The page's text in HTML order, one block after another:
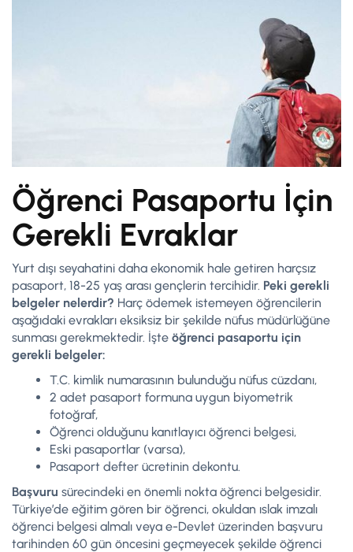
Öğrenci Pasaportu İçin
Gerekli Evraklar
Yurt dışı seyahatini daha ekonomik hale getiren harçsız
pasaport, 18-25 yaş arası gençlerin tercihidir. Peki gerekli
belgeler nelerdir? Harç ödemek istemeyen öğrencilerin
aşağıdaki evrakları eksiksiz bir şekilde nüfus müdürlüğüne
sunması gerekmektedir. İşte öğrenci pasaportu için
gerekli belgeler:
T.C. kimlik numarasının bulunduğu nüfus cüzdanı,
2 adet pasaport formuna uygun biyometrik
fotoğraf,
Öğrenci olduğunu kanıtlayıcı öğrenci belgesi,
Eski pasaportlar (varsa),
Pasaport defter ücretinin dekontu.
Başvuru sürecindeki en önemli nokta öğrenci belgesidir.
Türkiye’de eğitim gören bir öğrenci, okuldan ıslak imzalı
öğrenci belgesi almalı veya e-Devlet üzerinden başvuru
tarihinden 60 gün öncesini geçmeyecek şekilde öğrenci